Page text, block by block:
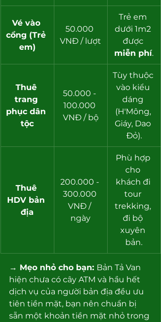
Vé vào
cổng (Trẻ
em)
50.000
VNĐ / lượt
Trẻ em
dưới 1m2
được
miễn phí.
Thuê
trang
phục dân
tộc
50.000 -
100.000
VNĐ / bộ
Tùy thuộc
vào kiểu
dáng
(H'Mông,
Giáy, Dao
Đỏ).
Thuê
HDV bản
địa
200.000 -
300.000
VNĐ /
ngày
Phù hợp
cho
khách đi
tour
trekking,
đi bộ
xuyên
bản.
→ Mẹo nhỏ cho bạn: Bản Tả Van
hiện chưa có cây ATM và hầu hết
dịch vụ của người bản địa đều ưu
tiên tiền mặt, bạn nên chuẩn bị
sẵn một khoản tiền mặt nhỏ trong